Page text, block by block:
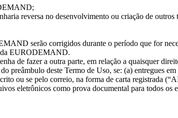
reversa no desenvolvimento ou criação de outros
serão corrigidos durante o período que for
da EURODEMAND.
de fazer a outra parte, em relação a quaisquer
preâmbulo deste Termo de Uso, se: (a) entregues
ou se pelo correio, na forma de carta registrada
eletrônicos como prova documental para todos